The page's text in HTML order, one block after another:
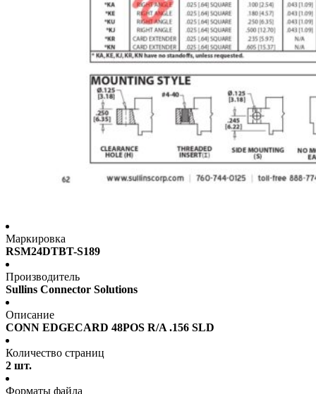
Маркировка
RSM24DTBT-S189
Производитель
Sullins Connector Solutions
Описание
CONN EDGECARD 48POS R/A .156 SLD
Количество страниц
2 шт.
Форматы файла